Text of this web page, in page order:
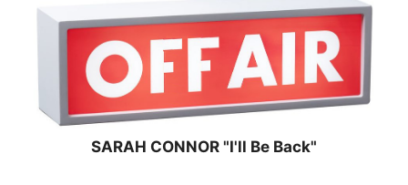
SARAH CONNOR "I'll Be Back"